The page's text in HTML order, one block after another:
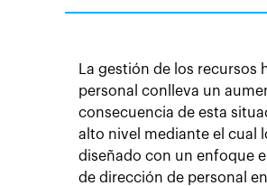
La gestión de los recursos
personal conlleva un
consecuencia de esta
alto nivel mediante el cual
diseñado con un enfoque
de dirección de personal